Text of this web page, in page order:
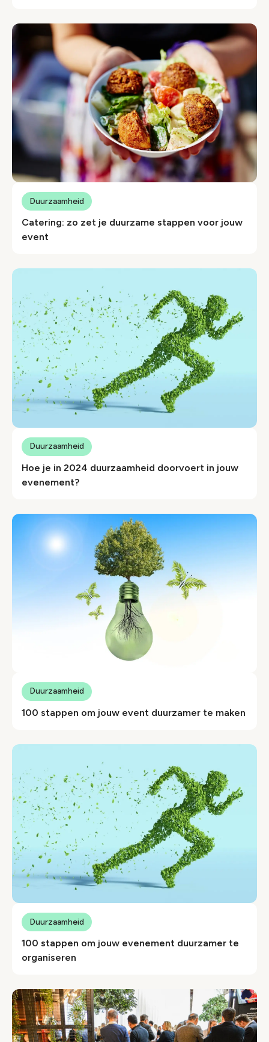
Catering: zo zet je duurzame stappen voor jouw
event
Duurzaamheid
Hoe je in 2024 duurzaamheid doorvoert in jouw
evenement?
Duurzaamheid
100 stappen om jouw event duurzamer te maken
Duurzaamheid
100 stappen om jouw evenement duurzamer te
organiseren
Duurzaamheid